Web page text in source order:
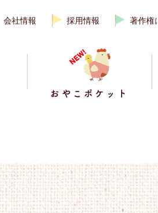
会社情報 採用情報 著作権
おやこポケット